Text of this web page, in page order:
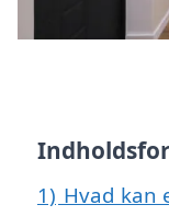
1) Hvad kan